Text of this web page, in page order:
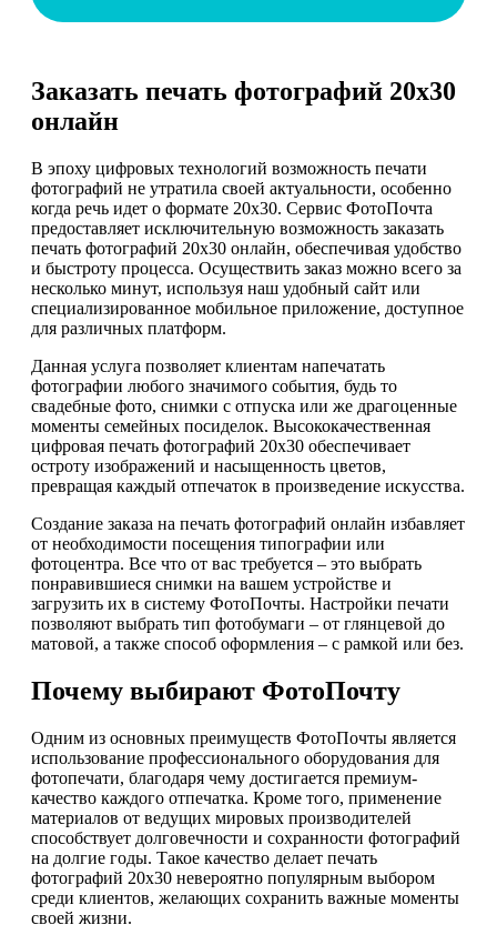
Заказать печать фотографий 20х30
онлайн
В эпоху цифровых технологий возможность печати
фотографий не утратила своей актуальности, особенно
когда речь идет о формате 20х30. Сервис ФотоПочта
предоставляет исключительную возможность заказать
печать фотографий 20х30 онлайн, обеспечивая удобство
и быстроту процесса. Осуществить заказ можно всего за
несколько минут, используя наш удобный сайт или
специализированное мобильное приложение, доступное
для различных платформ.
Данная услуга позволяет клиентам напечатать
фотографии любого значимого события, будь то
свадебные фото, снимки с отпуска или же драгоценные
моменты семейных посиделок. Высококачественная
цифровая печать фотографий 20х30 обеспечивает
остроту изображений и насыщенность цветов,
превращая каждый отпечаток в произведение искусства.
Создание заказа на печать фотографий онлайн избавляет
от необходимости посещения типографии или
фотоцентра. Все что от вас требуется – это выбрать
понравившиеся снимки на вашем устройстве и
загрузить их в систему ФотоПочты. Настройки печати
позволяют выбрать тип фотобумаги – от глянцевой до
матовой, а также способ оформления – с рамкой или без.
Почему выбирают ФотоПочту
Одним из основных преимуществ ФотоПочты является
использование профессионального оборудования для
фотопечати, благодаря чему достигается премиум-
качество каждого отпечатка. Кроме того, применение
материалов от ведущих мировых производителей
способствует долговечности и сохранности фотографий
на долгие годы. Такое качество делает печать
фотографий 20х30 невероятно популярным выбором
среди клиентов, желающих сохранить важные моменты
своей жизни.